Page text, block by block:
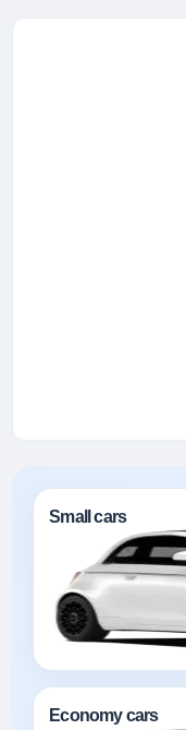
Small cars
Economy cars